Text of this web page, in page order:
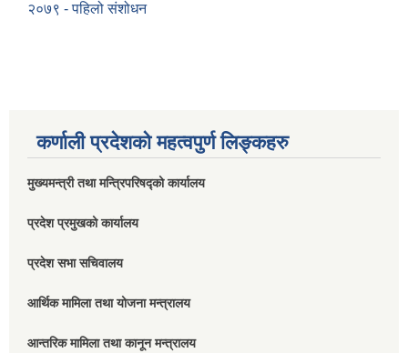
२०७९ - पहिलो संशोधन
कर्णाली प्रदेशको महत्वपुर्ण लिङ्कहरु
मुख्यमन्त्री तथा मन्त्रिपरिषद्को कार्यालय
प्रदेश प्रमुखको कार्यालय
प्रदेश सभा सचिवालय
आर्थिक मामिला तथा योजना मन्त्रालय
आन्तरिक मामिला तथा कानून मन्त्रालय